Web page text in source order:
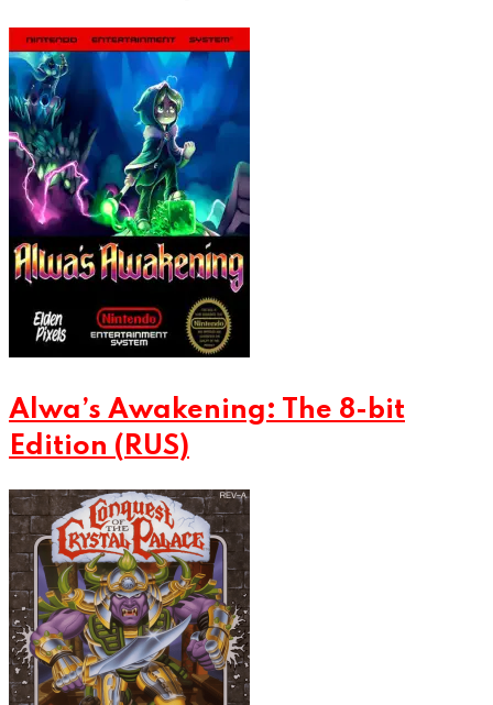
Alwa’s Awakening: The 8-bit
Edition (RUS)